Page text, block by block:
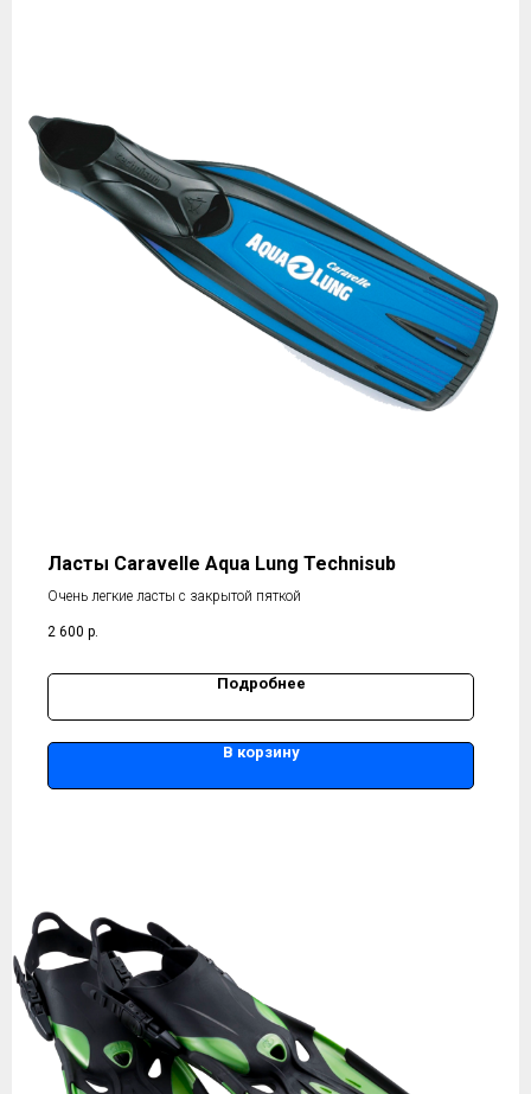
Ласты Caravelle Aqua Lung Technisub
Очень легкие ласты с закрытой пяткой
2 600 р.
Подробнее
В корзину